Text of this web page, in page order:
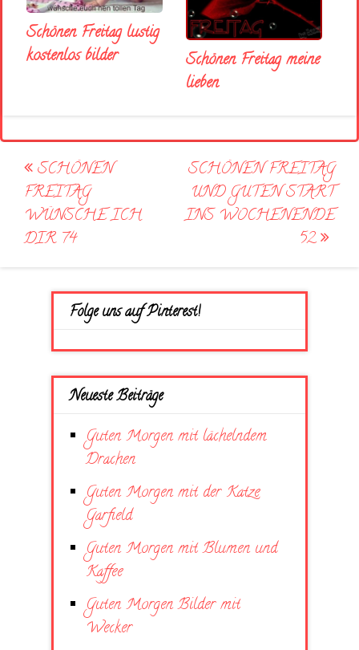
Schönen Freitag lustig
kostenlos bilder
Schönen Freitag meine
lieben
Post
navigation
SCHÖNEN
FREITAG
WÜNSCHE ICH
DIR 74
SCHÖNEN FREITAG
UND GUTEN START
INS WOCHENENDE
52
Folge uns auf Pinterest!
Neueste Beiträge
Guten Morgen mit lächelndem
Drachen
Guten Morgen mit der Katze
Garfield
Guten Morgen mit Blumen und
Kaffee
Guten Morgen Bilder mit
Wecker